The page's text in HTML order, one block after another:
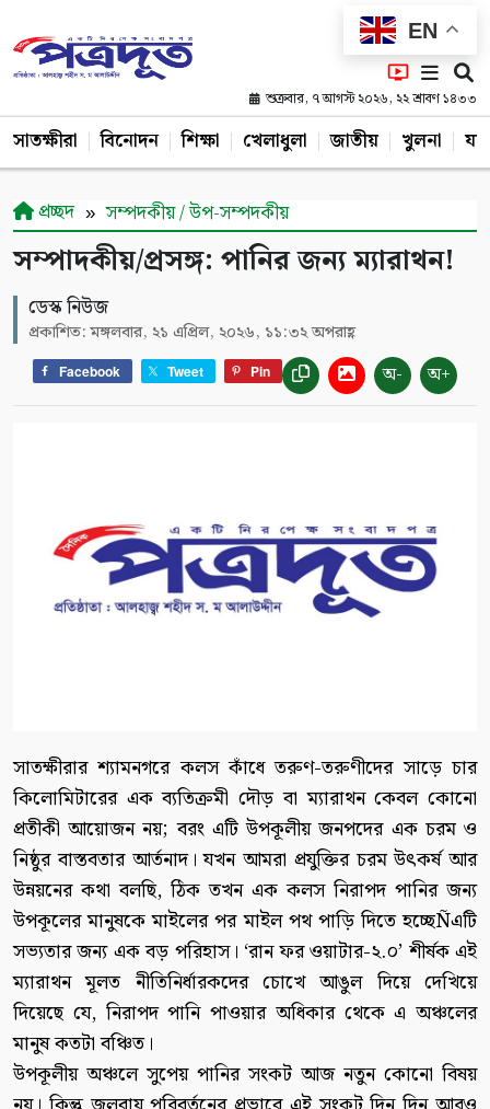
EN
শুক্রবার, ৭ আগস্ট ২০২৬, ২২ শ্রাবণ ১৪৩৩
সাতক্ষীরা বিনোদন শিক্ষা খেলাধুলা জাতীয় খুলনা
প্রচ্ছদ সম্পদকীয় / উপ-সম্পদকীয়
সম্পাদকীয়/প্রসঙ্গ: পানির জন্য ম্যারাথন!
ডেস্ক নিউজ
প্রকাশিত: মঙ্গলবার, ২১ এপ্রিল, ২০২৬, ১১:৩২ অপরাহ্ণ
Facebook Tweet Pin অ- অ+
সাতক্ষীরার শ্যামনগরে কলস কাঁধে তরুণ-তরুণীদের সাড়ে চার
কিলোমিটারের এক ব্যতিক্রমী দৌড় বা ম্যারাথন কেবল কোনো
প্রতীকী আয়োজন নয়; বরং এটি উপকূলীয় জনপদের এক চরম ও
নিষ্ঠুর বাস্তবতার আর্তনাদ। যখন আমরা প্রযুক্তির চরম উৎকর্ষ আর
উন্নয়নের কথা বলছি, ঠিক তখন এক কলস নিরাপদ পানির জন্য
উপকূলের মানুষকে মাইলের পর মাইল পথ পাড়ি দিতে হচ্ছেÑএটি
সভ্যতার জন্য এক বড় পরিহাস। ‘রান ফর ওয়াটার-২.০’ শীর্ষক এই
ম্যারাথন মূলত নীতিনির্ধারকদের চোখে আঙুল দিয়ে দেখিয়ে
দিয়েছে যে, নিরাপদ পানি পাওয়ার অধিকার থেকে এ অঞ্চলের
মানুষ কতটা বঞ্চিত।
উপকূলীয় অঞ্চলে সুপেয় পানির সংকট আজ নতুন কোনো বিষয়